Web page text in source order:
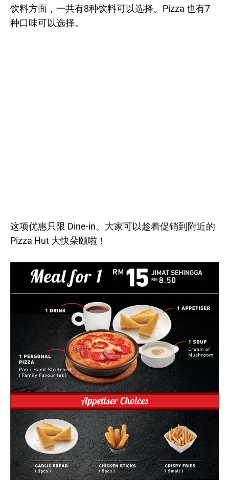
饮料方面，一共有8种饮料可以选择。Pizza 也有7
种口味可以选择。
这项优惠只限 Dine-in。大家可以趁着促销到附近的
Pizza Hut 大快朵颐啦！